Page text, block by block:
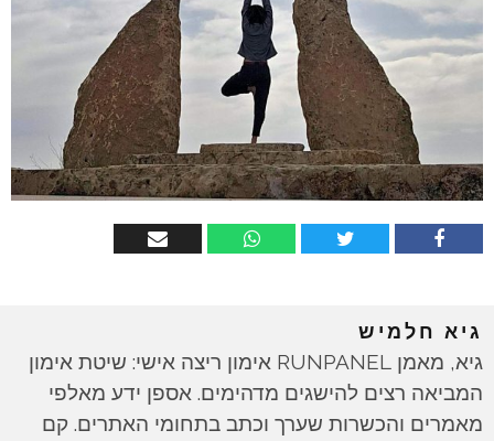
גיא חלמיש
גיא, מאמן RUNPANEL אימון ריצה אישי: שיטת אימון
המביאה רצים להישגים מדהימים. אספן ידע מאלפי
מאמרים והכשרות שערך וכתב בתחומי האתרים. קם